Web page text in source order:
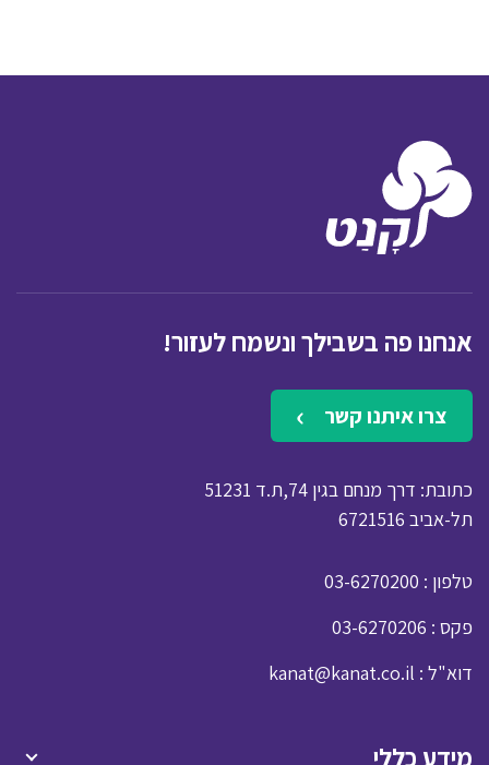
אנחנו פה בשבילך ונשמח לעזור!
צרו איתנו קשר
כתובת: דרך מנחם בגין 74,ת.ד 51231
תל-אביב 6721516
03-6270200
: טלפון
03-6270206 : פקס
kanat@kanat.co.il : דוא"ל
מידע כללי